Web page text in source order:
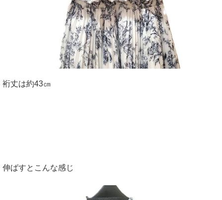
裄丈は約43㎝
伸ばすとこんな感じ